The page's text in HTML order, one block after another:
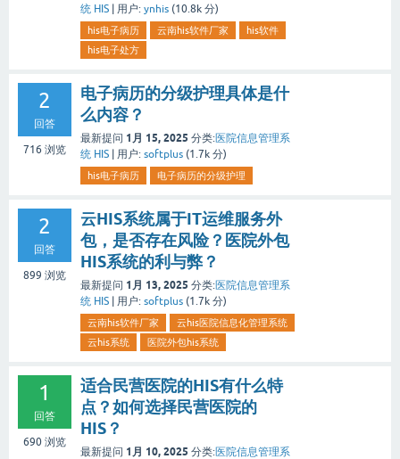
统 HIS
用户: ynhis (10.8k 分)
his电子病历 云南his软件厂家
his软件
his电子处方
2
回答
716 浏览
电子病历的分级护理具体是什
么内容？
最新提问 1月 15, 2025 分类:医院信息管理系
统 HIS
用户: softplus (1.7k 分)
his电子病历 电子病历的分级护理
2
回答
899 浏览
云HIS系统属于IT运维服务外
包，是否存在风险？医院外包
HIS系统的利与弊？
最新提问 1月 13, 2025 分类:医院信息管理系
统 HIS
用户: softplus (1.7k 分)
云南his软件厂家
云his医院信息化管理系统
云his系统
医院外包his系统
1
回答
690 浏览
适合民营医院的HIS有什么特
点？如何选择民营医院的
HIS？
最新提问 1月 10, 2025 分类:医院信息管理系